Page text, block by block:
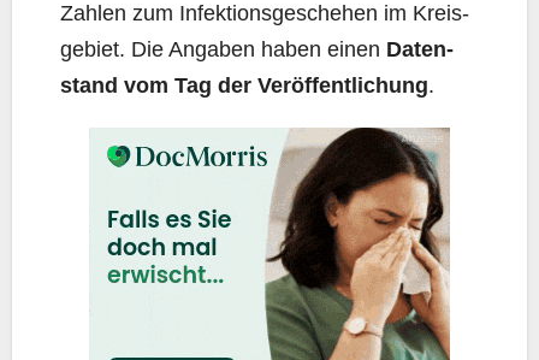
Zah­len zum Infek­ti­ons­ge­sche­hen im Kreis­
ge­biet. Die Anga­ben haben einen Daten­
stand vom Tag der Ver­öf­fent­li­chung.